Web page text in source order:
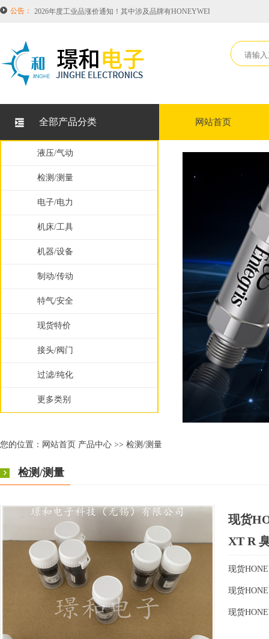
公告： 2026年度工业品涨价通知！其中涉及品牌有HONEYWELL霍尼韦尔，
因中美贸易战美国PARKER品牌接连涨价！综合涨价至18.5%！
关于LUX旋转接头TWA-10的型号说明
美国RINCON POWER高压开关在中国唯一授权代理！常备库存
恭喜璟和电子科技（无锡）有限公司成为意大利Brevetti 布莱围世拖链项
因中美贸易战美国PARKER品牌接连涨价！综合涨价至18.5%！
全部产品分类 网站首页
液压/气动
检测/测量
电子/电力
机床/工具
机器/设备
制动/传动
特气/安全
现货特价
接头/阀门
过滤/纯化
更多类别
您的位置： 网站首页 产品中心 >> 检测/测量
检测/测量
现货
XT R
现货
现货
现货